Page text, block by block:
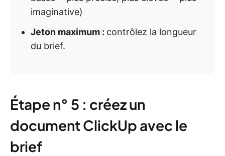
imaginative)
Jeton maximum : contrôlez la longueur
du brief.
Étape n° 5 : créez un
document ClickUp avec le
brief